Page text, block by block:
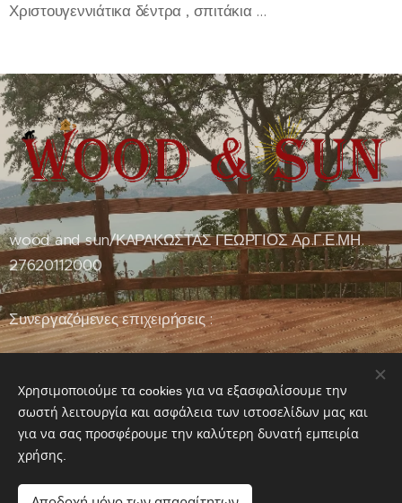
Χριστουγεννιάτικα δέντρα , σπιτάκια ...
wood and sun/ΚΑΡΑΚΩΣΤΑΣ ΓΕΩΡΓΙΟΣ Αρ.Γ.Ε.ΜΗ.
27620112000
Συνεργαζόμενες επιχειρήσεις :
www.ioniandiamond.gr
Χρησιμοποιούμε τα cookies για να εξασφαλίσουμε την
σωστή λειτουργία και ασφάλεια των ιστοσελίδων μας και
για να σας προσφέρουμε την καλύτερη δυνατή εμπειρία
χρήσης.